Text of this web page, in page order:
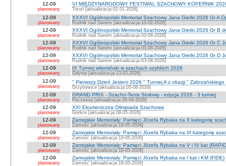
12-09
planowany
VI MIĘDZYNARODOWY FESTIWAL SZACHOWY KOPERNIK
Toruń [aktualizacja:01-01-2026]
12-09
planowany
XXXVI Ogólnopolski Memoriał Szachowy Jana Gietki 2026 Gr A
Rudnik nad Sanem [aktualizacja:10-02-2026]
12-09
planowany
XXXVI Ogólnopolski Memoriał Szachowy Jana Gietki 2026 Gr B
Rudnik nad Sanem [aktualizacja:03-08-2026]
12-09
planowany
XXXVI Ogólnopolski Memoriał Szachowy Jana Gietki 2026 Gr C
Rudnik nad Sanem [aktualizacja:03-08-2026]
12-09
planowany
XXXVI Ogólnopolski Memoriał Szachowy Jana Gietki 2026 Gr D
Rudnik nad Sanem [aktualizacja:03-08-2026]
12-09
planowany
IX Turniej witomiński w szachach szybkich 2026
Gdynia [aktualizacja:13-03-2026]
12-09
planowany
" Pierwszy Dzień Jesieni 2026 " Turniej A z okazji " Zabrzańskiego
Grzybowice [aktualizacja:05-08-2026]
12-09
planowany
GRAND PRIX - Szacho-Tenis Stołowy - edycja 2026 - 3 turniej
Poczesna [aktualizacja:26-04-2026]
12-09
planowany
XXI Ekumeniczna Olimpiada Szachowa
Gorlice [aktualizacja:08-05-2026]
12-09
planowany
Zamojskie Memoriały: Pamięci Józefa Rybaka na II kategorię
Zamość [aktualizacja:18-05-2026]
12-09
planowany
Zamojskie Memoriały: Pamięci Józefa Rybaka na III kategorię
Zamość [aktualizacja:18-05-2026]
12-09
planowany
Zamojskie Memoriały: Pamięci Józefa Rybaka na V i IV kat
Zamość [aktualizacja:18-05-2026]
12-09
planowany
Zamojskie Memoriały: Pamięci Józefa Rybaka na I kat i KM (FIDE)
Zamość [aktualizacja:18-05-2026]